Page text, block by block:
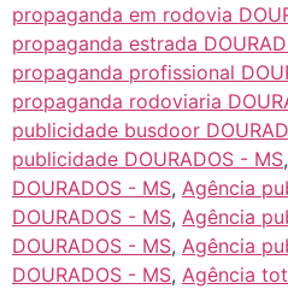
propaganda em rodovia
propaganda estrada
propaganda profissional
propaganda rodoviaria
publicidade busdoor
publicidade DOURADOS - MS,
DOURADOS - MS, Agência
DOURADOS - MS, Agência
DOURADOS - MS, Agência
DOURADOS - MS, Agência